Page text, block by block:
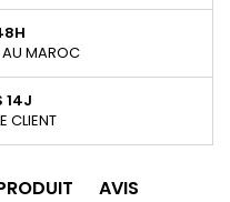
AU MAROC
14J
CLIENT
AVIS